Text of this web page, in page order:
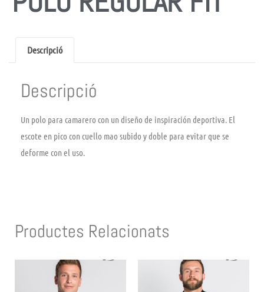
Descripció
Descripció
Un polo para camarero con un diseño de inspiración deportiva. El
escote en pico con cuello mao subido y doble para evitar que se
deforme con el uso.
Productes Relacionats